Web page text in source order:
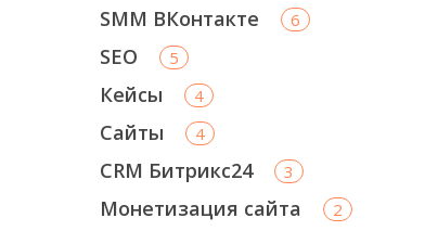
SMM ВКонтакте 6
SEO 5
Кейсы 4
Сайты 4
CRM Битрикс24 3
Монетизация сайта 2